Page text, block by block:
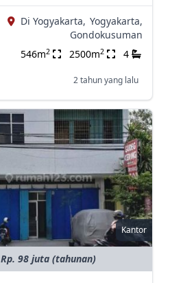
Di Yogyakarta, Yogyakarta,
Gondokusuman
546m2 2500m2 4
2 tahun yang lalu
Kantor
Rp. 98 juta (tahunan)